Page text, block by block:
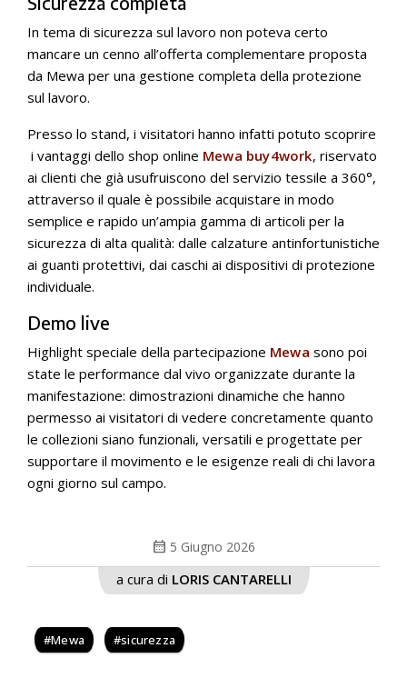
In tema di sicurezza sul lavoro non poteva certo
mancare un cenno all’offerta complementare proposta
da Mewa per una gestione completa della protezione
sul lavoro.
Presso lo stand, i visitatori hanno infatti potuto scoprire
i vantaggi dello shop online Mewa buy4work, riservato
ai clienti che già usufruiscono del servizio tessile a 360°,
attraverso il quale è possibile acquistare in modo
semplice e rapido un’ampia gamma di articoli per la
sicurezza di alta qualità: dalle calzature antinfortunistiche
ai guanti protettivi, dai caschi ai dispositivi di protezione
individuale.
Demo live
Highlight speciale della partecipazione Mewa sono poi
state le performance dal vivo organizzate durante la
manifestazione: dimostrazioni dinamiche che hanno
permesso ai visitatori di vedere concretamente quanto
le collezioni siano funzionali, versatili e progettate per
supportare il movimento e le esigenze reali di chi lavora
ogni giorno sul campo.
calendar_month 5 Giugno 2026
a cura di LORIS CANTARELLI
Mewa sicurezza